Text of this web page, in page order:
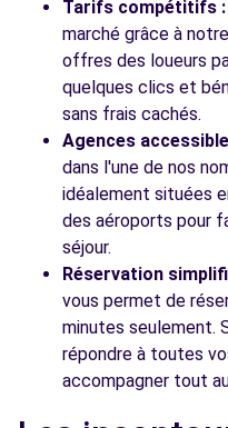
Tarifs compétitifs :
marché grâce à
offres des loueurs
quelques clics et
sans frais cachés.
Agences
dans l'une de nos
idéalement situées
des aéroports pour
séjour.
Réservation
vous permet de
minutes seulement.
répondre à toutes
accompagner tout